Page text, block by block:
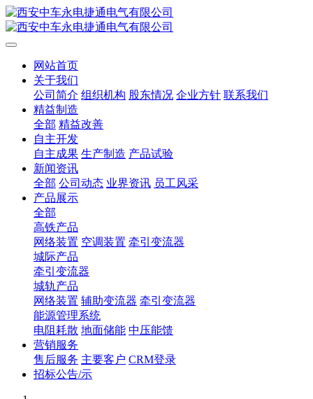
网站首页
关于我们
公司简介 组织机构 股东情况 企业方针 联系我们
精益制造
全部 精益改善
自主开发
自主成果 生产制造 产品试验
新闻资讯
全部 公司动态 业界资讯 员工风采
产品展示
全部
高铁产品
网络装置 空调装置 牵引变流器
城际产品
牵引变流器
城轨产品
网络装置 辅助变流器 牵引变流器
能源管理系统
电阻耗散 地面储能 中压能馈
营销服务
售后服务 主要客户 CRM登录
招标公告/示